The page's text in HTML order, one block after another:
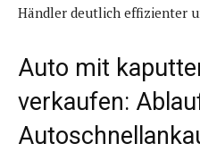
Händler deutlich effizienter
Auto mit
verkaufen: